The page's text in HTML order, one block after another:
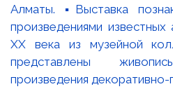
Алматы. ▪️Выставка
произведениями
XX века из музейной
представлены
произведения декоративно-